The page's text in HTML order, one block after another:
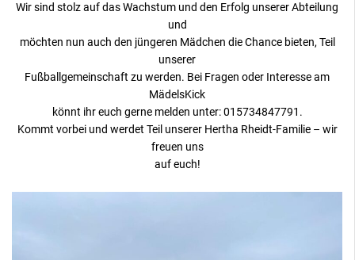
Wir sind stolz auf das Wachstum und den Erfolg unserer Abteilung
und
möchten nun auch den jüngeren Mädchen die Chance bieten, Teil
unserer
Fußballgemeinschaft zu werden. Bei Fragen oder Interesse am
MädelsKick
könnt ihr euch gerne melden unter: 015734847791.
Kommt vorbei und werdet Teil unserer Hertha Rheidt-Familie – wir
freuen uns
auf euch!